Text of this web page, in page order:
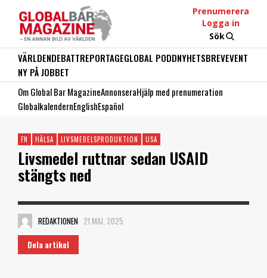
Prenumerera
Logga in
Sök
VÄRLDENDEBATTREPORTAGEGLOBAL PODDNYHETSBREVEVENT
NY PÅ JOBBET
Om Global Bar MagazineAnnonseraHjälp med prenumeration
GlobalkalendernEnglishEspañol
FN HÄLSA LIVSMEDELSPRODUKTION USA
Livsmedel ruttnar sedan USAID
stängts ned
REDAKTIONEN 21 MAJ, 2025
Dela artikel